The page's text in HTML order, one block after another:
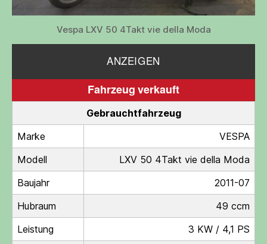
Vespa LXV 50 4Takt vie della Moda
ANZEIGEN
Fahrzeug verkauft
Gebrauchtfahrzeug
Marke
VESPA
Modell
LXV 50 4Takt vie della Moda
Baujahr
2011-07
Hubraum
49 ccm
Leistung
3 KW / 4,1 PS